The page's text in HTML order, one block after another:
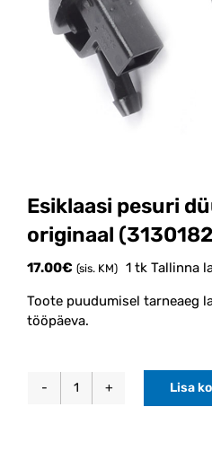
Esiklaasi pesuri
originaal
17.00€ (sis. KM) 1 tk Tallinna
Toote puudumisel tarneaeg
tööpäeva.
Esiklaasi
Lisa